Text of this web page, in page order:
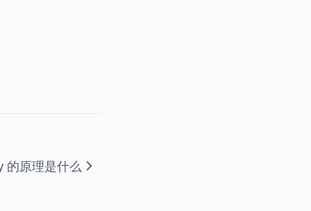
原理是什么